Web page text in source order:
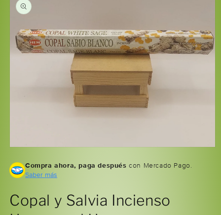
información
multimedia
1
en
ventana
modal
Compra ahora, paga después con Mercado Pago.
Saber más
Copal y Salvia Incienso